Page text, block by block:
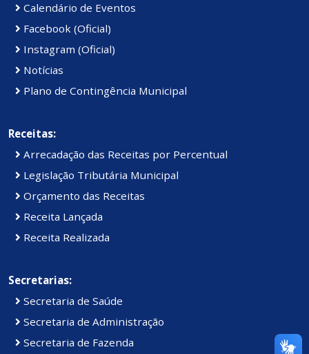
Calendário de Eventos
Facebook (Oficial)
Instagram (Oficial)
Notícias
Plano de Contingência Municipal
Receitas:
Arrecadação das Receitas por Percentual
Legislação Tributária Municipal
Orçamento das Receitas
Receita Lançada
Receita Realizada
Secretarias:
Secretaria de Saúde
Secretaria de Administração
Secretaria de Fazenda